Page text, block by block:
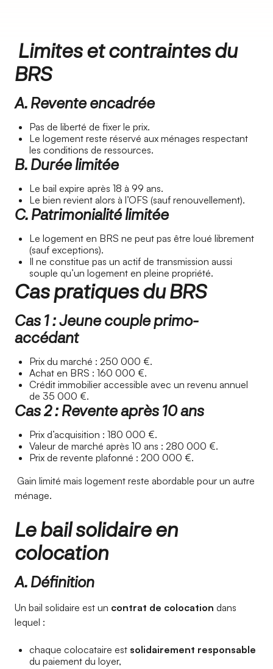
Limites et contraintes du
BRS
A. Revente encadrée
Pas de liberté de fixer le prix.
Le logement reste réservé aux ménages respectant
les conditions de ressources.
B. Durée limitée
Le bail expire après 18 à 99 ans.
Le bien revient alors à l’OFS (sauf renouvellement).
C. Patrimonialité limitée
Le logement en BRS ne peut pas être loué librement
(sauf exceptions).
Il ne constitue pas un actif de transmission aussi
souple qu’un logement en pleine propriété.
Cas pratiques du BRS
Cas 1 : Jeune couple primo-
accédant
Prix du marché : 250 000 €.
Achat en BRS : 160 000 €.
Crédit immobilier accessible avec un revenu annuel
de 35 000 €.
Cas 2 : Revente après 10 ans
Prix d’acquisition : 180 000 €.
Valeur de marché après 10 ans : 280 000 €.
Prix de revente plafonné : 200 000 €.
Gain limité mais logement reste abordable pour un autre
ménage.
Le bail solidaire en
colocation
A. Définition
Un bail solidaire est un contrat de colocation dans
lequel :
chaque colocataire est solidairement responsable
du paiement du loyer,